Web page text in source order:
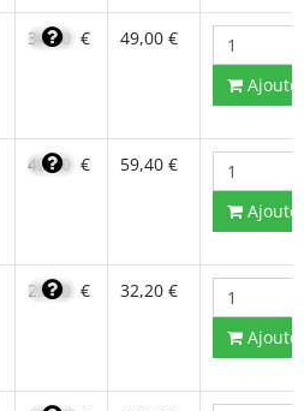
34,00 € 49,00 €
42,40 € 59,40 €
23,00 € 32,20 €